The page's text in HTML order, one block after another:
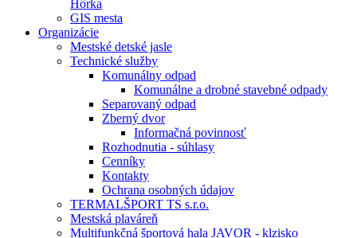
Hôrka
GIS mesta
Organizácie
Mestské detské jasle
Technické služby
Komunálny odpad
Komunálne a drobné stavebné odpady
Separovaný odpad
Zberný dvor
Informačná povinnosť
Rozhodnutia - súhlasy
Cenníky
Kontakty
Ochrana osobných údajov
TERMALŠPORT TS s.r.o.
Mestská plaváreň
Multifunkčná športová hala JAVOR - klzisko